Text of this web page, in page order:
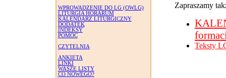
WPROWADZENIE DO LG (OWLG)
LITURGIA HORARUM
KALENDARZ LITURGICZNY
DODATEK
INDEKSY
POMOC
CZYTELNIA
ANKIETA
LINKI
WASZE LISTY
CO NOWEGO?
Zapraszamy
Teksty